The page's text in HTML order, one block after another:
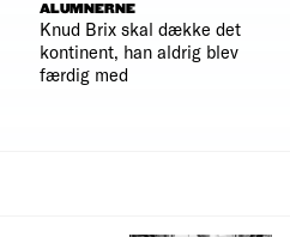
ALUMNERNE
Knud Brix skal dække det
kontinent, han aldrig blev
færdig med